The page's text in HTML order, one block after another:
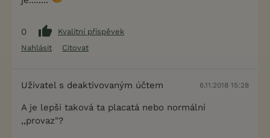
0
Kvalitní příspěvek
Nahlásit
Citovat
Uživatel s deaktivovaným účtem 6.11.2018 15:28
A je lepší taková ta placatá nebo normální
,,provaz"?